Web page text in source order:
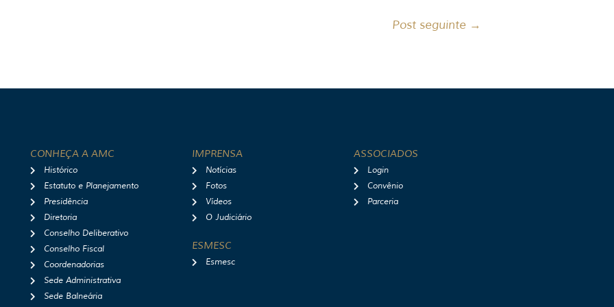
Post seguinte →
CONHEÇA A AMC
Histórico
Estatuto e Planejamento
Presidência
Diretoria
Conselho Deliberativo
Conselho Fiscal
Coordenadorias
Sede Administrativa
Sede Balneária
IMPRENSA
Notícias
Fotos
Vídeos
O Judiciário
ESMESC
Esmesc
ASSOCIADOS
Login
Convênio
Parceria